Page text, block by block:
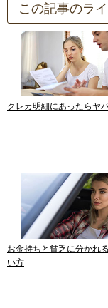
この記事のラ
クレカ明細にあったらヤ
お金持ちと貧乏に分かれ
い方